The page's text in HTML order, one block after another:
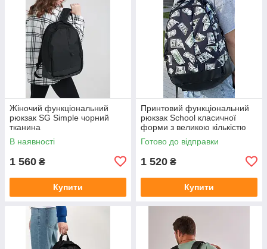
Жіночий функціональний
рюкзак SG Simple чорний
тканина
В наявності
1 560 ₴
Купити
Принтовий функціональний
рюкзак School класичної
форми з великою кількістю
відділень на 30л
Готово до відправки
1 520 ₴
Купити